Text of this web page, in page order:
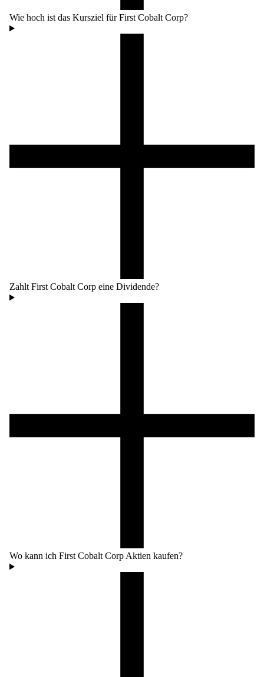
Wie hoch ist das Kursziel für First Cobalt Corp?
Zahlt First Cobalt Corp eine Dividende?
Wo kann ich First Cobalt Corp Aktien kaufen?